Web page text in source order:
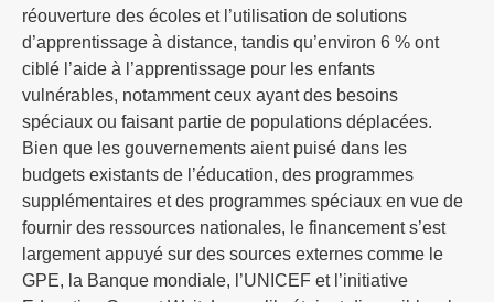
réouverture des écoles et l’utilisation de solutions
d’apprentissage à distance, tandis qu’environ 6 % ont
ciblé l’aide à l’apprentissage pour les enfants
vulnérables, notamment ceux ayant des besoins
spéciaux ou faisant partie de populations déplacées.
Bien que les gouvernements aient puisé dans les
budgets existants de l’éducation, des programmes
supplémentaires et des programmes spéciaux en vue de
fournir des ressources nationales, le financement s’est
largement appuyé sur des sources externes comme le
GPE, la Banque mondiale, l’UNICEF et l’initiative